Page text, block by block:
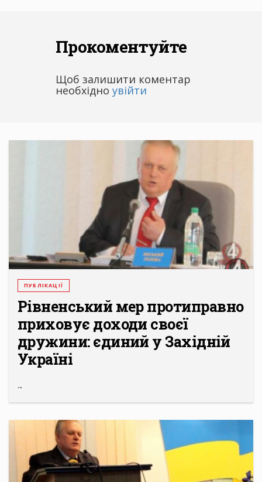
Прокоментуйте
Щоб залишити коментар
необхідно увійти
ПУБЛІКАЦІЇ
Рівненський мер протиправно
приховує доходи своєї
дружини: єдиний у Західній
Україні
...